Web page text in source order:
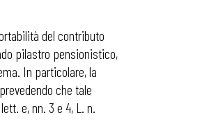
del contributo
pilastro pensionistico,
In particolare, la
che tale
e, nn. 3 e 4, L. n.